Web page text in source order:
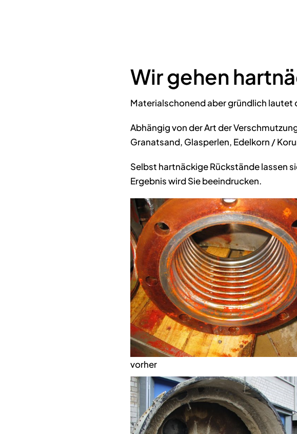
Wir gehen
Materialschonend aber gründlich lautet
Abhängig von der Art der
Granatsand, Glasperlen, Edelkorn /
Selbst hartnäckige Rückstände lassen
Ergebnis wird Sie beeindrucken.
vorher